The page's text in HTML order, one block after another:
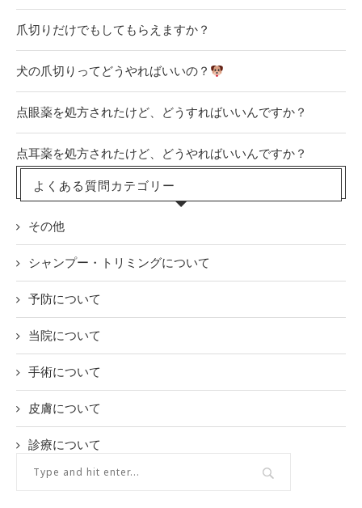
爪切りだけでもしてもらえますか？
犬の爪切りってどうやればいいの？
点眼薬を処方されたけど、どうすればいいんですか？
点耳薬を処方されたけど、どうやればいいんですか？
よくある質問カテゴリー
その他
シャンプー・トリミングについて
予防について
当院について
手術について
皮膚について
診療について